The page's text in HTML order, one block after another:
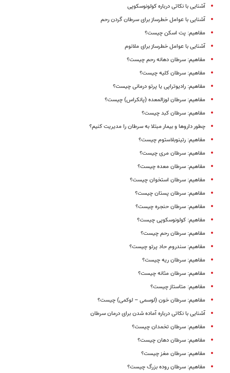
آشنایی با نکاتی درباره کولونوسکوپی
آشنایی با عوامل خطرساز برای سرطان گردن رحم
مفاهیم: پت اسکن چیست؟
آشنایی با عوامل خطرساز برای ملانوم
مفاهیم: سرطان دهانه رحم چیست؟
مفاهیم: سرطان کلیه چیست؟
مفاهیم: رادیوتراپی یا پرتو درمانی چیست؟
مفاهیم: سرطان لوزالمعده (پانکراس) چیست؟
مفاهیم: سرطان کبد چیست؟
چطور داروها و بیمار مبتلا به سرطان را مدیریت کنیم؟
مفاهیم: رتینوبلاستوم چیست؟
مفاهیم: سرطان مری چیست؟
مفاهیم: سرطان معده چیست؟
مفاهیم: سرطان استخوان چیست؟
مفاهیم: سرطان پستان چیست؟
مفاهیم: سرطان حنجره چیست؟
مفاهیم: کولونوسکوپی چیست؟
مفاهیم: سرطان رحم چیست؟
مفاهیم: سندروم حاد پرتو چیست؟
مفاهیم: سرطان ریه چیست؟
مفاهیم: سرطان مثانه چیست؟
مفاهیم: متاستاز چیست؟
مفاهیم: سرطان خون (لوسمی – لوکمی) چیست؟
آشنایی با نکاتی درباره آماده شدن برای درمان سرطان
مفاهیم: سرطان تخمدان چیست؟
مفاهیم: سرطان دهان چیست؟
مفاهیم: سرطان مغز چیست؟
مفاهیم: سرطان روده بزرگ چیست؟